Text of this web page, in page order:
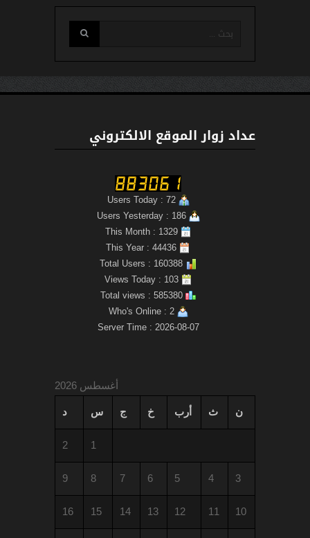
عداد زوار الموقع الالكتروني
Users Today : 72
Users Yesterday : 186
This Month : 1329
Views Today : 103
Total views : 585380
Who's Online : 2
Server Time : 2026-08-07
أغسطس 2026
ن ث أرب خ ج س د
1
2
3
4
5
6
7
8
9
10
11
12
13
14
15
16